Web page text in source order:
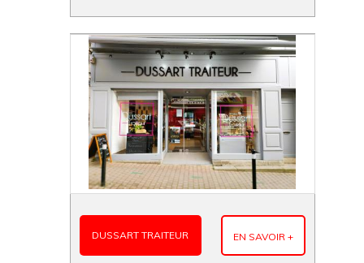
DUSSART TRAITEUR EN SAVOIR +